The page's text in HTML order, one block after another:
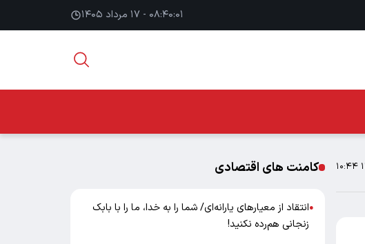
۰۸:۴۰:۰۲ - ۱۷ مرداد ۱۴۰۵
کامنت های اقتصادی
●انتقاد از معیارهای یارانه‌ای/ شما را به خدا، ما را با بابک
زنجانی هم‌رده نکنید!